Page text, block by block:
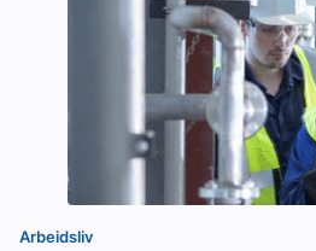
Arbeidsliv